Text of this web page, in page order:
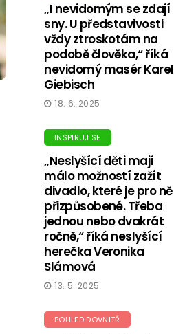
„I nevidomým se zdají
sny. U představivosti
vždy ztroskotám na
podobě člověka,“ říká
nevidomý masér Karel
Giebisch
18. 6. 2025
INSPIRUJ SE
„Neslyšící děti mají
málo možností zažít
divadlo, které je pro ně
přizpůsobené. Třeba
jednou nebo dvakrát
ročně,“ říká neslyšící
herečka Veronika
Slámová
13. 5. 2025
POHLED DOVNITŘ